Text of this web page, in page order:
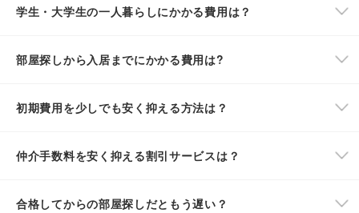
学生・大学生の一人暮らしにかかる費用は？
部屋探しから入居までにかかる費用は?
初期費用を少しでも安く抑える方法は？
仲介手数料を安く抑える割引サービスは？
合格してからの部屋探しだともう遅い？